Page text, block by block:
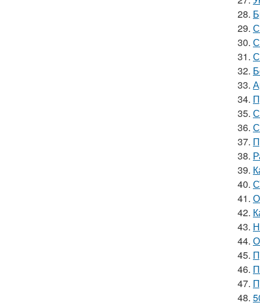
28.
29.
30.
31.
32.
33.
34.
35.
36.
37.
38.
39.
40.
41.
42.
43.
44.
45.
46.
47.
48.